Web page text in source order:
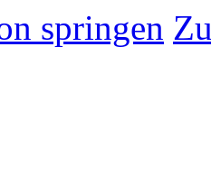
springen